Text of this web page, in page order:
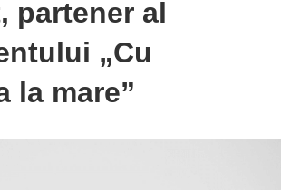
partener al
„Cu
la mare”